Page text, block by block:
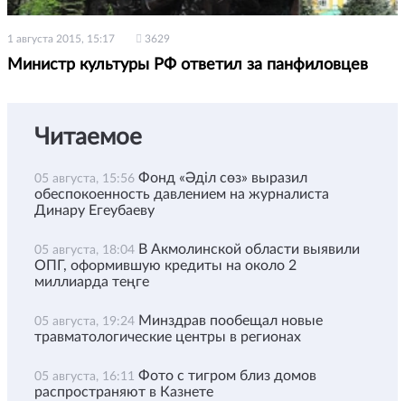
1 августа 2015, 15:17 3629
Министр культуры РФ ответил за панфиловцев
Читаемое
05 августа, 15:56 Фонд «Әділ сөз» выразил
обеспокоенность давлением на журналиста
Динару Егеубаеву
05 августа, 18:04 В Акмолинской области выявили
ОПГ, оформившую кредиты на около 2
миллиарда теңге
05 августа, 19:24 Минздрав пообещал новые
травматологические центры в регионах
05 августа, 16:11 Фото с тигром близ домов
распространяют в Казнете